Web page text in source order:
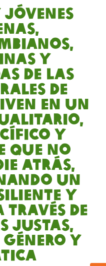
jóvenes
y
de las
de
en un
y
que no
atrás,
un
y
través de
justas,
y